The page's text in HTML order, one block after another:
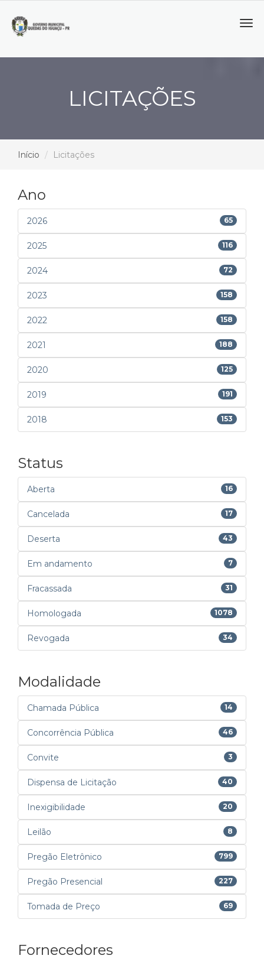
LICITAÇÕES
Início Licitações
Ano
2026 65
2025 116
2024 72
2023 158
2022 158
2021 188
2020 125
2019 191
2018 153
Status
Aberta 16
Cancelada 17
Deserta 43
Em andamento 7
Fracassada 31
Homologada 1078
Revogada 34
Modalidade
Chamada Pública 14
Concorrência Pública 46
Convite 3
Dispensa de Licitação 40
Inexigibilidade 20
Leilão 8
Pregão Eletrônico 799
Pregão Presencial 227
Tomada de Preço 69
Fornecedores